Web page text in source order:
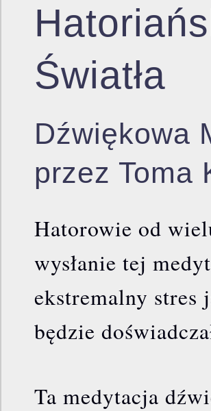
Światła
Dźwiękowa
przez Toma
Hatorowie od
wysłanie tej
ekstremalny stres
będzie
Ta medytacja